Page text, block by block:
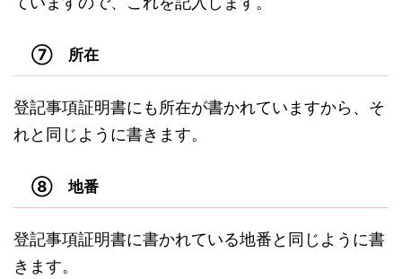
⑦ 所在
登記事項証明書にも所在が書かれていますから、そ
れと同じように書きます。
⑧ 地番
登記事項証明書に書かれている地番と同じように書
きます。